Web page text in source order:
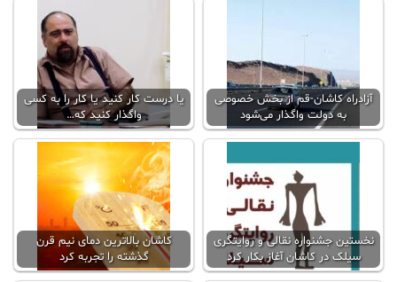
فرهنگی
و آزادراه کاشان-قم از بخش خصوصی
به دولت واگذار می‌شود
یا درست کار کنید یا کار را به کسی
واگذار کنید که…
نخستین جشنواره نقالی و روایتگری
سیلک در کاشان آغاز بکار کرد
کاشان بالاترين دمای نیم قرن
گذشته را تجربه کرد